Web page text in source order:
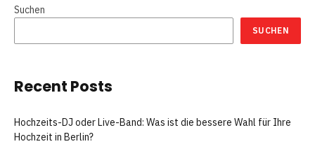
Suchen
SUCHEN
Recent Posts
Hochzeits-DJ oder Live-Band: Was ist die bessere Wahl für Ihre
Hochzeit in Berlin?